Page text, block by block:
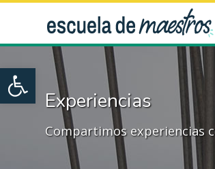
Open toolbar
Experiencias
Compartimos experiencias